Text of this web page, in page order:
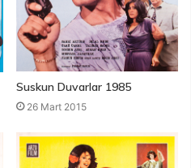
Suskun Duvarlar 1985
26 Mart 2015